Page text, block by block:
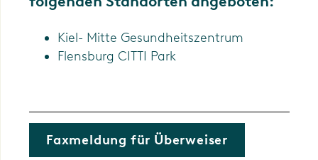
Kiel- Mitte Gesundheitszentrum
Flensburg CITTI Park
Faxmeldung für Überweiser